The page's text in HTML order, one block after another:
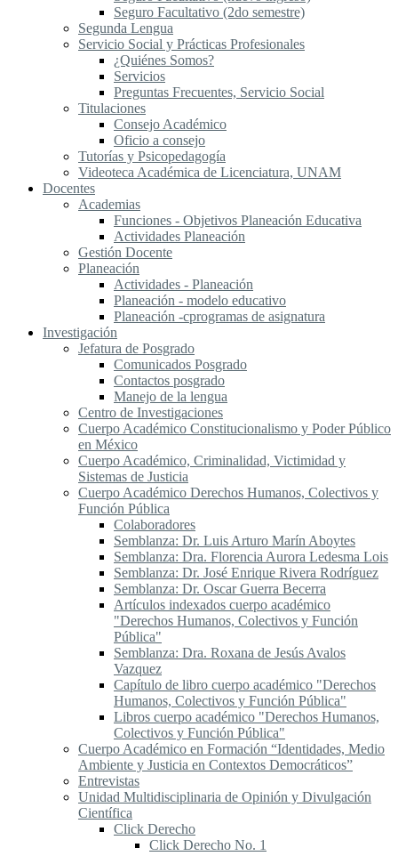
Seguro Facultativo (2do semestre)
Segunda Lengua
S​ervicio Social y Prácticas Profesionales
¿Quiénes Somos?
Servicios
Preguntas Frecuentes, Servicio Social
Titulaciones
Consejo Académico
Oficio a consejo
Tutorías y Psicopedagogía
Videoteca Académica de Licenciatura, UNAM
Docentes
Academias
Funciones - Objetivos Planeación Educativa
Actividades Planeación
Gestión Docente
Planeación
Actividades - Planeación
Planeación - modelo educativo
Planeación -cprogramas de asignatura
Investigación
Jefatura de Posgrado
Comunicados Posgrado
Contactos posgrado
Manejo de la lengua
Centro de Investigaciones
Cuerpo Académico Constitucionalismo y Poder Público
en México
Cuerpo Académico, Criminalidad, Victimidad y
Sistemas de Justicia
Cuerpo Académico Derechos Humanos, Colectivos y
Función Pública
Colaboradores
Semblanza: Dr. Luis Arturo Marín Aboytes
Semblanza: Dra. Florencia Aurora Ledesma Lois
Semblanza: Dr. José Enrique Rivera Rodríguez
Semblanza: Dr. Oscar Guerra Becerra
Artículos indexados cuerpo académico
"Derechos Humanos, Colectivos y Función
Pública"
Semblanza: Dra. Roxana de Jesús Avalos
Vazquez
Capítulo de libro cuerpo académico "Derechos
Humanos, Colectivos y Función Pública"
Libros cuerpo académico "Derechos Humanos,
Colectivos y Función Pública"
Cuerpo Académico en Formación “Identidades, Medio
Ambiente y Justicia en Contextos Democráticos”
Entrevistas
Unidad Multidisciplinaria de Opinión y Divulgación
Científica
Click Derecho
Click Derecho No. 1